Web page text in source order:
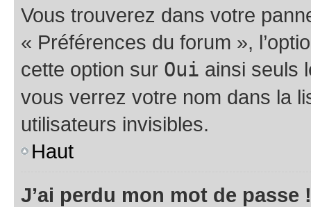
Vous trouverez dans votre
« Préférences du forum »,
cette option sur Oui ainsi seuls
vous verrez votre nom dans la
utilisateurs invisibles.
Haut
J’ai perdu mon mot de passe !